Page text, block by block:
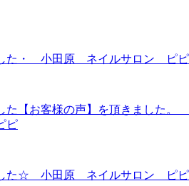
した・ 小田原 ネイルサロン ピピ
た【お客様の声】を頂きました。
ピ
した☆ 小田原 ネイルサロン ピピ